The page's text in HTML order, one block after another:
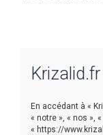
En accédant à «
« notre », « nos »,
« https://